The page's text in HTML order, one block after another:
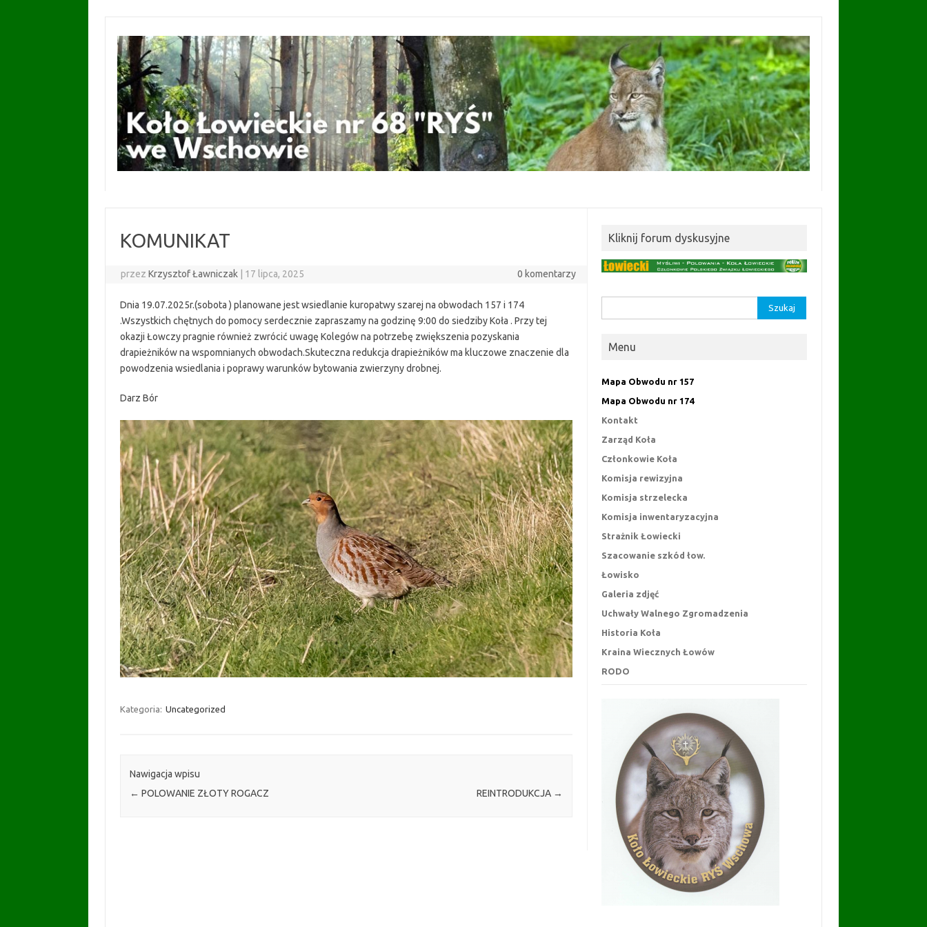
treści
KOMUNIKAT
przezKrzysztof Ławniczak 17 lipca, 2025 0 komentarzy
Dnia 19.07.2025r.(sobota ) planowane jest wsiedlanie kuropatwy szarej na obwodach 157 i 174
.Wszystkich chętnych do pomocy serdecznie zapraszamy na godzinę 9:00 do siedziby Koła . Przy tej
okazji Łowczy pragnie również zwrócić uwagę Kolegów na potrzebę zwiększenia pozyskania
drapieżników na wspomnianych obwodach.Skuteczna redukcja drapieżników ma kluczowe znaczenie dla
powodzenia wsiedlania i poprawy warunków bytowania zwierzyny drobnej.
Darz Bór
Kategoria: Uncategorized
Nawigacja wpisu
← POLOWANIE ZŁOTY ROGACZ REINTRODUKCJA →
Kliknij forum dyskusyjne
Menu
Mapa Obwodu nr 157
Mapa Obwodu nr 174
Kontakt
Zarząd Koła
Członkowie Koła
Komisja rewizyjna
Komisja strzelecka
Komisja inwentaryzacyjna
Strażnik Łowiecki
Szacowanie szkód łow.
Łowisko
Galeria zdjęć
Uchwały Walnego Zgromadzenia
Historia Koła
Kraina Wiecznych Łowów
RODO